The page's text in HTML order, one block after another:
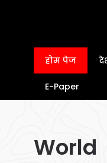
होम पेज
E-Paper
World